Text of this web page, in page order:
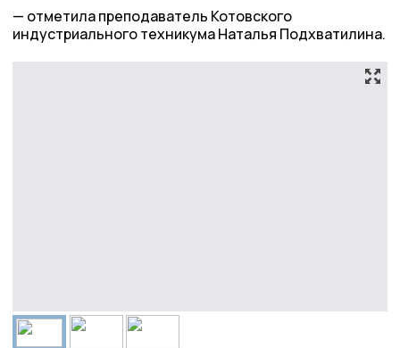
отметила преподаватель Котовского
индустриального техникума Наталья Подхватилина.